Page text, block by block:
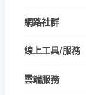
網路社群
線上工具/服務
雲端服務